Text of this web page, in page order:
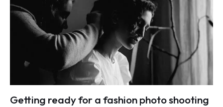
Getting ready for a fashion photo shooting